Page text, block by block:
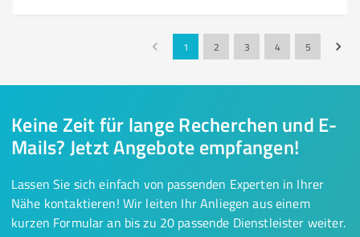
1 2 3 4 5
Keine Zeit für lange Recherchen und E-
Mails? Jetzt Angebote empfangen!
Lassen Sie sich einfach von passenden Experten in Ihrer
Nähe kontaktieren! Wir leiten Ihr Anliegen aus einem
kurzen Formular an bis zu 20 passende Dienstleister weiter.